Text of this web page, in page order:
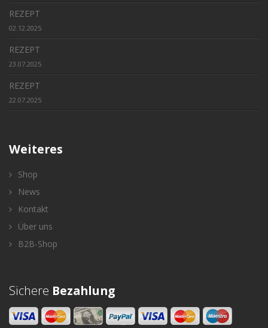
REZEPT
02.12.2025
REZEPT
23.07.2025
REZEPT
22.07.2025
Weiteres
Shop
News
Kontakt
Über uns
B2B-Shop
Sichere Bezahlung